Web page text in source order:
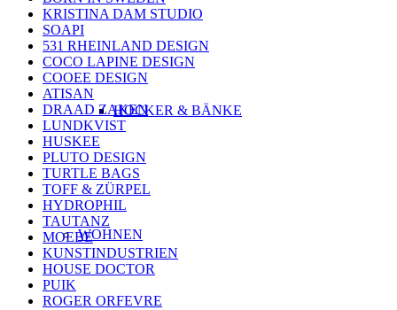
HOCKER & BÄNKE
WOHNEN
KRISTINA DAM STUDIO
SOAPI
531 RHEINLAND DESIGN
COCO LAPINE DESIGN
COOEE DESIGN
ATISAN
DRAAD ZAKEN
LUNDKVIST
HUSKEE
PLUTO DESIGN
TURTLE BAGS
TOFF & ZÜRPEL
HYDROPHIL
TAUTANZ
MOEBE
KUNSTINDUSTRIEN
HOUSE DOCTOR
PUIK
ROGER ORFEVRE